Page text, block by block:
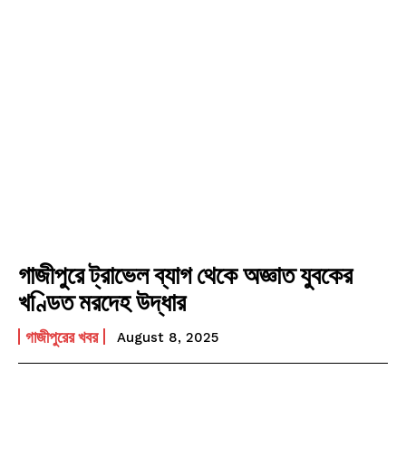
গাজীপুরে ট্রাভেল ব্যাগ থেকে অজ্ঞাত যুবকের
খণ্ডিত মরদেহ উদ্ধার
গাজীপুরের খবর August 8, 2025